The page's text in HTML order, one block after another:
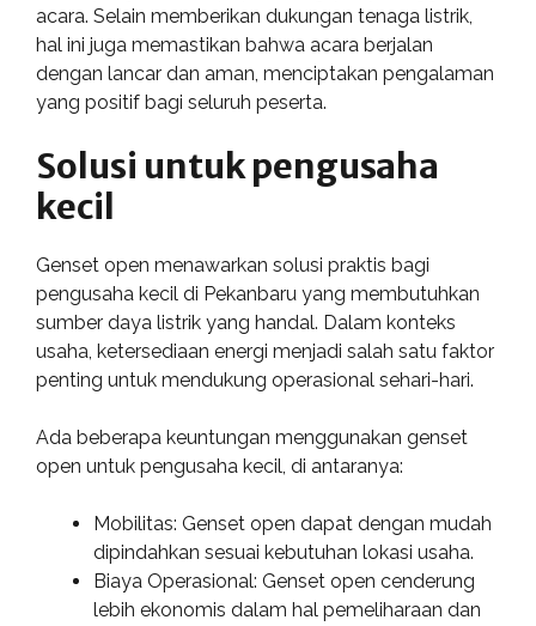
acara. Selain memberikan dukungan tenaga listrik,
hal ini juga memastikan bahwa acara berjalan
dengan lancar dan aman, menciptakan pengalaman
yang positif bagi seluruh peserta.
Solusi untuk pengusaha
kecil
Genset open menawarkan solusi praktis bagi
pengusaha kecil di Pekanbaru yang membutuhkan
sumber daya listrik yang handal. Dalam konteks
usaha, ketersediaan energi menjadi salah satu faktor
penting untuk mendukung operasional sehari-hari.
Ada beberapa keuntungan menggunakan genset
open untuk pengusaha kecil, di antaranya:
Mobilitas: Genset open dapat dengan mudah
dipindahkan sesuai kebutuhan lokasi usaha.
Biaya Operasional: Genset open cenderung
lebih ekonomis dalam hal pemeliharaan dan